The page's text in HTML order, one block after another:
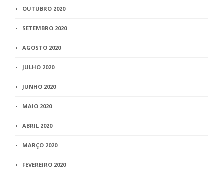
OUTUBRO 2020
SETEMBRO 2020
AGOSTO 2020
JULHO 2020
JUNHO 2020
MAIO 2020
ABRIL 2020
MARÇO 2020
FEVEREIRO 2020